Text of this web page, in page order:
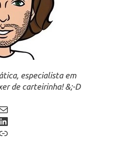
especialista em
de carteirinha! &;-D